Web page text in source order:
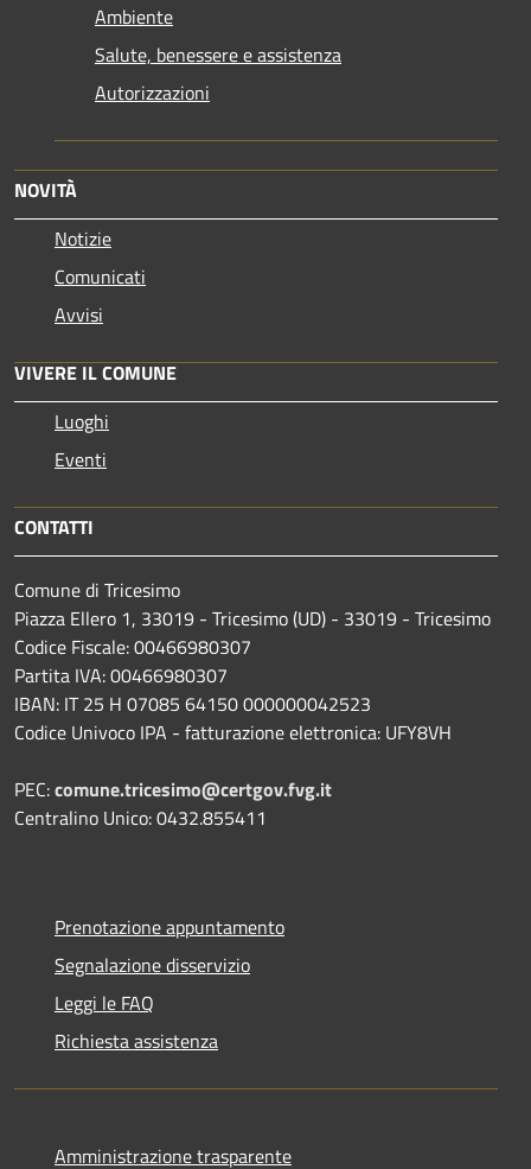
Ambiente
Salute, benessere e assistenza
Autorizzazioni
NOVITÀ
Notizie
Comunicati
Avvisi
VIVERE IL COMUNE
Luoghi
Eventi
CONTATTI
Comune di Tricesimo
Piazza Ellero 1, 33019 - Tricesimo (UD) - 33019 - Tricesimo
Codice Fiscale: 00466980307
Partita IVA: 00466980307
IBAN: IT 25 H 07085 64150 000000042523
Codice Univoco IPA - fatturazione elettronica: UFY8VH
PEC:comune.tricesimo@certgov.fvg.it
Centralino Unico: 0432.855411
Prenotazione appuntamento
Segnalazione disservizio
Leggi le FAQ
Richiesta assistenza
Amministrazione trasparente